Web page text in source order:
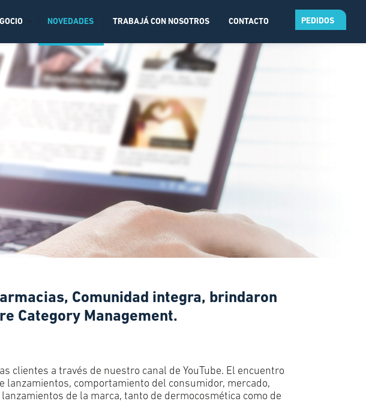
NOVEDADES TRABAJÁ CON NOSOTROS CONTACTO PEDIDOS
Comunidad integra, brindaron
Category Management.
clientes a través de nuestro canal de YouTube. El encuentro
lanzamientos, comportamiento del consumidor, mercado,
de la marca, tanto de dermocosmética como de